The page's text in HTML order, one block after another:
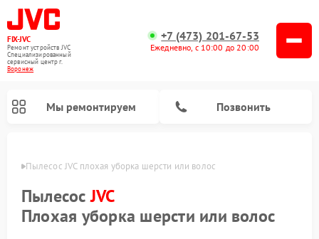
FIX-JVC
Ремонт устройств JVC
Специализированный
cервисный центр г.
Воронеж
+7 (473) 201-67-53
Ежедневно, с 10:00 до 20:00
Мы ремонтируем Позвонить
Пылесос JVC плохая уборка шерсти или волос
ПылесосJVC
Плохая уборка шерсти или волос